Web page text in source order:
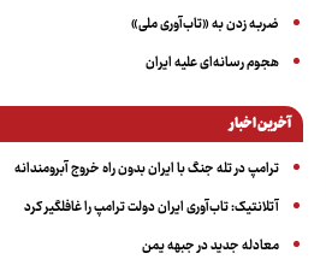
ضربه زدن به «تاب‌آوری ملی»
هجوم رسانه‌ای علیه ایران
آخرین اخبار
ترامپ در تله جنگ با ایران بدون راه خروج آبرومندانه
آتلانتیک: تاب‌آوری ایران دولت ترامپ را غافلگیر کرد
معادله جدید در جبهه یمن